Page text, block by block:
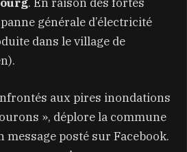
générale d’électricité
dans le village de
aux pires inondations
», déplore la commune
message posté sur Facebook.